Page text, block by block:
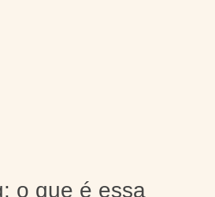
o que é essa